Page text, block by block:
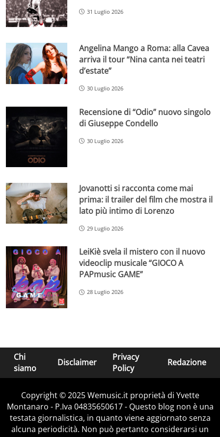
31 Luglio 2026
Angelina Mango a Roma: alla Cavea
arriva il tour “Nina canta nei teatri
d’estate”
30 Luglio 2026
Recensione di “Odio” nuovo singolo
di Giuseppe Condello
30 Luglio 2026
Jovanotti si racconta come mai
prima: il trailer del film che mostra il
lato più intimo di Lorenzo
29 Luglio 2026
LeiKiè svela il mistero con il nuovo
videoclip musicale “GIOCO A
PAPmusic GAME”
28 Luglio 2026
Chi
siamo
Disclaimer
Privacy
Policy
Redazione
Copyright © 2025 Wemusic.it proprietà di Yvette
Montanaro - P.Iva 04835650617 - Questo blog non è una
testata giornalistica, in quanto viene aggiornato senza
alcuna periodicità. Non può pertanto considerarsi un